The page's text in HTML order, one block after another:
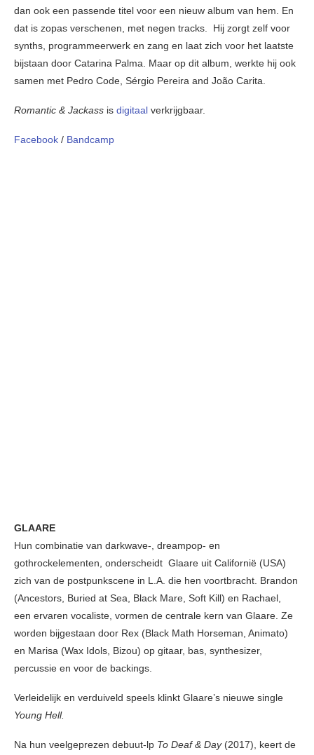
dan ook een passende titel voor een nieuw album van hem. En
dat is zopas verschenen, met negen tracks. Hij zorgt zelf voor
synths, programmeerwerk en zang en laat zich voor het laatste
bijstaan door Catarina Palma. Maar op dit album, werkte hij ook
samen met Pedro Code, Sérgio Pereira and João Carita.
Romantic & Jackass is digitaal verkrijgbaar.
Facebook / Bandcamp
GLAARE
Hun combinatie van darkwave-, dreampop- en
gothrockelementen, onderscheidt Glaare uit Californië (USA)
zich van de postpunkscene in L.A. die hen voortbracht. Brandon
(Ancestors, Buried at Sea, Black Mare, Soft Kill) en Rachael,
een ervaren vocaliste, vormen de centrale kern van Glaare. Ze
worden bijgestaan ​​door Rex (Black Math Horseman, Animato)
en Marisa (Wax Idols, Bizou) op gitaar, bas, synthesizer,
percussie en voor de backings.
Verleidelijk en verduiveld speels klinkt Glaare’s nieuwe single
Young Hell.
Na hun veelgeprezen debuut-lp To Deaf & Day(2017), keert de